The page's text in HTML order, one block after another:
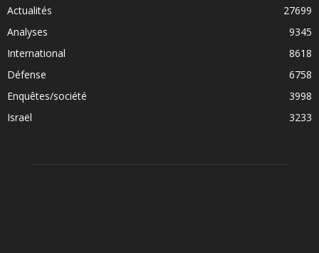
Actualités
27699
Analyses
9345
International
8618
Défense
6758
Enquêtes/société
3998
Israël
3233